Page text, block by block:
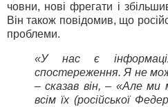
човни, нові фрегати і
Він також повідомив, що
проблеми.
«У нас є
спостереження. Я не
– сказав він, – «Але
всім їх (російської